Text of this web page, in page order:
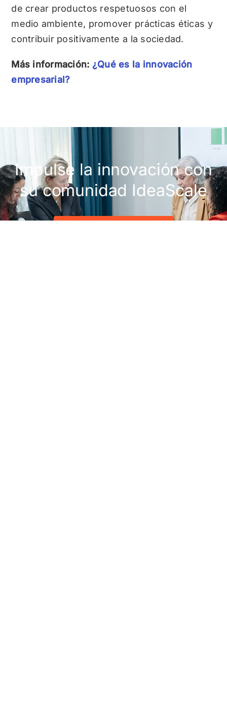
de crear productos respetuosos con el
medio ambiente, promover prácticas éticas y
contribuir positivamente a la sociedad.
Más información: ¿Qué es la innovación
empresarial?
Impulse la innovación con
su comunidad IdeaScale